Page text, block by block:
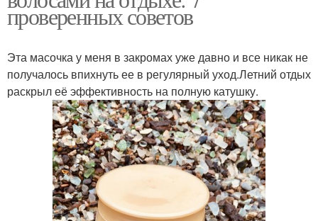
проверенных советов
Эта масочка у меня в закромах уже давно и все никак не
получалось впихнуть ее в регулярный уход.Летний отдых
раскрыл её эффективность на полную катушку.